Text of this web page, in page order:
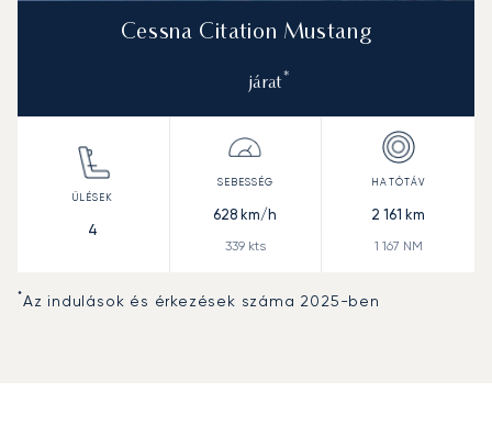
Cessna Citation Mustang
járat*
4
628 km/h
339kts
2 161 km
1 167 NM
*Az indulások és érkezések száma 2025-ben